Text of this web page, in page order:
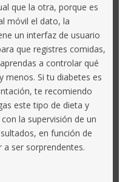
que la otra, porque es
móvil el dato, la
un interfaz de usuario
que registres comidas,
a controlar qué
menos. Si tu diabetes es
te recomiendo
este tipo de dieta y
la supervisión de un
en función de
a ser sorprendentes.